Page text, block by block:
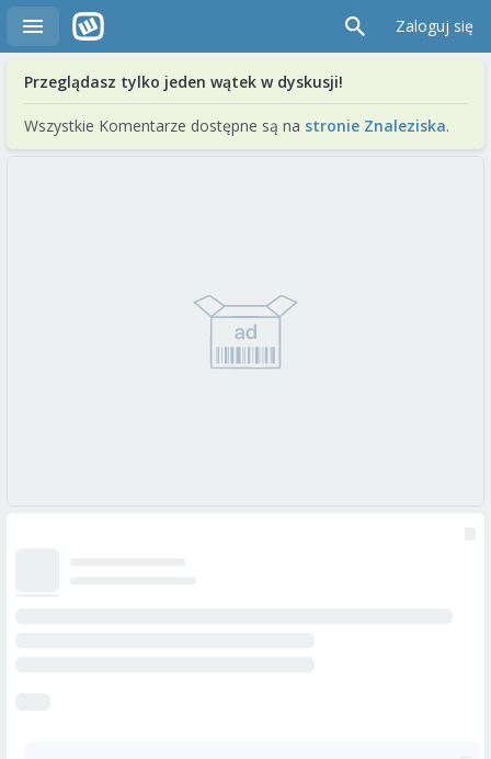
Zaloguj się
Przeglądasz tylko jeden wątek w dyskusji!
Wszystkie Komentarze dostępne są na stronie Znaleziska.